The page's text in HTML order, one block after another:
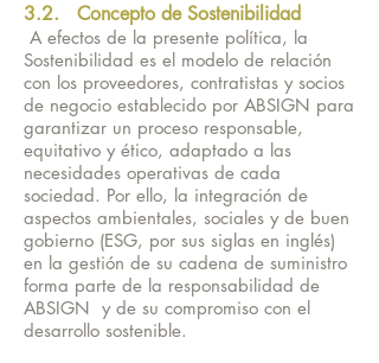
3.2. Concepto de Sostenibilidad
A efectos de la presente política, la
Sostenibilidad es el modelo de relación
con los proveedores, contratistas y socios
de negocio establecido por ABSIGN para
garantizar un proceso responsable,
equitativo y ético, adaptado a las
necesidades operativas de cada
sociedad. Por ello, la integración de
aspectos ambientales, sociales y de buen
gobierno (ESG, por sus siglas en inglés)
en la gestión de su cadena de suministro
forma parte de la responsabilidad de
ABSIGN y de su compromiso con el
desarrollo sostenible.